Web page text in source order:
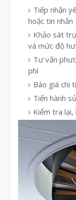
Tiếp nhận
hoặc tin nhắn
Khảo sát
và mức độ
Tư vấn
phí
Báo giá chi
Tiến hành
Kiểm tra